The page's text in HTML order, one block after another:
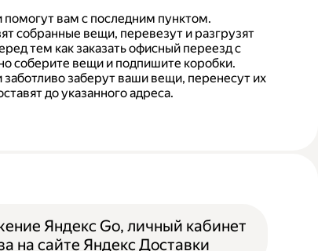
вам с последним пунктом.
собранные вещи, перевезут и разгрузят
тем как заказать офисный переезд с
соберите вещи и подпишите коробки.
заберут ваши вещи, перенесут их
до указанного адреса.
Яндекс Go, личный кабинет
на сайте Яндекс Доставки